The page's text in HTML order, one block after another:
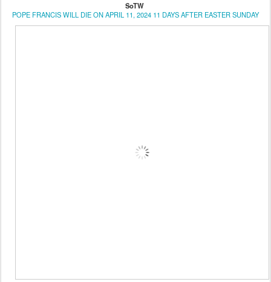
SoTW
POPE FRANCIS WILL DIE ON APRIL 11, 2024 11 DAYS AFTER EASTER SUNDAY